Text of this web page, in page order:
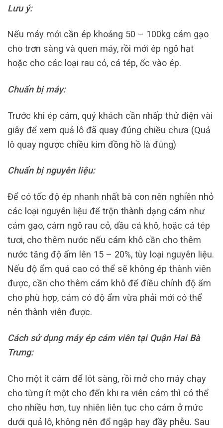
Lưu ý:
Nếu máy mới cần ép khoảng 50 – 100kg cám gạo
cho trơn sàng và quen máy, rồi mới ép ngô hạt
hoặc cho các loại rau cỏ, cá tép, ốc vào ép.
Chuẩn bị máy:
Trước khi ép cám, quý khách cần nhấp thử điện vài
giây để xem quả lô đã quay đúng chiều chưa (Quả
lô quay ngược chiều kim đồng hồ là đúng)
Chuẩn bị nguyên liệu:
Để có tốc độ ép nhanh nhất bà con nên nghiền nhỏ
các loại nguyên liệu để trộn thành dạng cám như
cám gạo, cám ngô rau cỏ, dầu cá khô, hoặc cá tép
tươi, cho thêm nước nếu cám khô cần cho thêm
nước tăng độ ẩm lên 15 – 20%, tùy loại nguyên liệu.
Nếu độ ẩm quá cao có thể sẽ không ép thành viên
được, cần cho thêm cám khô để điều chỉnh độ ẩm
cho phù hợp, cám có độ ẩm vừa phải mới có thể
nén thành viên được.
Cách sử dụng máy ép cám viên tại Quận Hai Bà
Trưng:
Cho một ít cám để lót sàng, rồi mở cho máy chạy
cho từng ít một cho đến khi ra viên cám thì có thể
cho nhiều hơn, tuy nhiên liên tục cho cám ở mức
dưới quả lô, không nên đổ ngập hay đầy phễu. Sau